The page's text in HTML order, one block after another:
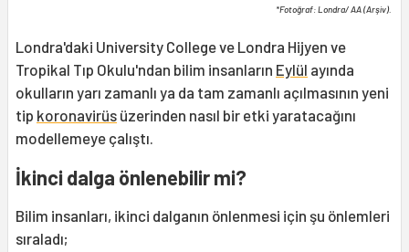
*Fotoğraf: Londra/ AA (Arşiv).
Londra'daki University College ve Londra Hijyen ve
Tropikal Tıp Okulu'ndan bilim insanların Eylül ayında
okulların yarı zamanlı ya da tam zamanlı açılmasının yeni
tip koronavirüs üzerinden nasıl bir etki yaratacağını
modellemeye çalıştı.
İkinci dalga önlenebilir mi?
Bilim insanları, ikinci dalganın önlenmesi için şu önlemleri
sıraladı;